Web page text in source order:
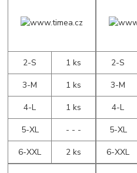
2-S
1 ks
3-M
1 ks
4-L
1 ks
5-XL
- - -
6-XXL
2 ks
2-S
3-M
4-L
5-XL
6-XXL